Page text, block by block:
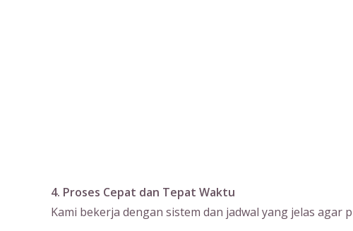
4. Proses Cepat dan Tepat Waktu
Kami bekerja dengan sistem dan jadwal yang jelas